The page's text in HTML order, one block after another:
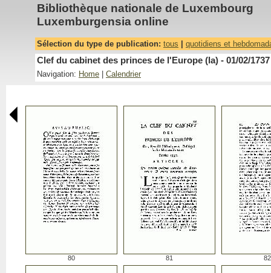
Bibliothèque nationale de Luxembourg
Luxemburgensia online
Sélection du type de publication: tous quotidiens et
Clef du cabinet des princes de l'Europe (la) - 01/02/1737
Navigation: Home Calendrier
80 81 82